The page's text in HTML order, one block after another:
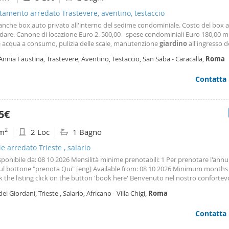
arredato Trastevere, aventino, testaccio
box auto privato all'interno del sedime condominiale. Costo del box
Canone di locazione Euro 2. 500,00 - spese condominiali Euro 180,00
acqua a consumo, pulizia delle scale, manutenzionegiardinoall'ingresso
(con conguaglio per eventuali consumi superiori). Per informazioni
Faustina, Trastevere, Aventino, Testaccio, San Saba - Caracalla, Roma
Contatta
2 2 Loc 1 Bagno
arredato Trieste , salario
da: 08 10 2026 Mensilità minime prenotabili: 1 Per prenotare
bottone "prenota Qui" [eng] Available from: 08 10 2026 Minimum months
the listing click on the button 'book here' Benvenuto nel nostro
privilegiata, vicina alle Metro
Giordani, Trieste , Salario, Africano - Villa Chigi, Roma
Contatta